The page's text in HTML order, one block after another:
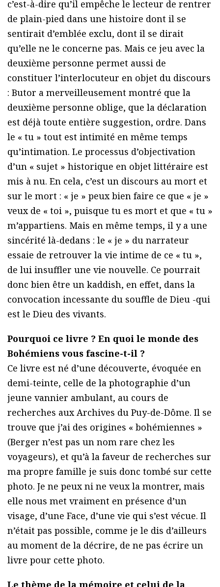
c’est-à-dire qu’il empêche le lecteur de rentrer
de plain-pied dans une histoire dont il se
sentirait d’emblée exclu, dont il se dirait
qu’elle ne le concerne pas. Mais ce jeu avec la
deuxième personne permet aussi de
constituer l’interlocuteur en objet du discours
: Butor a merveilleusement montré que la
deuxième personne oblige, que la déclaration
est déjà toute entière suggestion, ordre. Dans
le « tu » tout est intimité en même temps
qu’intimation. Le processus d’objectivation
d’un « sujet » historique en objet littéraire est
mis à nu. En cela, c’est un discours au mort et
sur le mort : « je » peux bien faire ce que « je »
veux de « toi », puisque tu es mort et que « tu »
m’appartiens. Mais en même temps, il y a une
sincérité là-dedans : le « je » du narrateur
essaie de retrouver la vie intime de ce « tu »,
de lui insuffler une vie nouvelle. Ce pourrait
donc bien être un kaddish, en effet, dans la
convocation incessante du souffle de Dieu -qui
est le Dieu des vivants.
Pourquoi ce livre ? En quoi le monde des
Bohémiens vous fascine-t-il ?
Ce livre est né d’une découverte, évoquée en
demi-teinte, celle de la photographie d’un
jeune vannier ambulant, au cours de
recherches aux Archives du Puy-de-Dôme. Il se
trouve que j’ai des origines « bohémiennes »
(Berger n’est pas un nom rare chez les
voyageurs), et qu’à la faveur de recherches sur
ma propre famille je suis donc tombé sur cette
photo. Je ne peux ni ne veux la montrer, mais
elle nous met vraiment en présence d’un
visage, d’une Face, d’une vie qui s’est vécue. Il
n’était pas possible, comme je le dis d’ailleurs
au moment de la décrire, de ne pas écrire un
livre pour cette photo.
Le thème de la mémoire et celui de la